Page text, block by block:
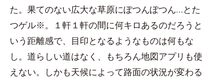
た。果てのない広大な草原にぽつんぽつん…とた
つゲル※。１軒１軒の間に何キロあるのだろうと
いう距離感で、目印となるようなものは何もな
し。道らしい道はなく、もちろん地図アプリも使
えない。しかも天候によって路面の状況が変わる